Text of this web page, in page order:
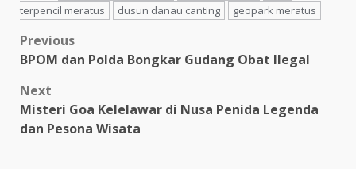
terpencil meratus
dusun danau canting geopark meratus
Post
Previous
BPOM dan Polda Bongkar Gudang Obat Ilegal
Next
Misteri Goa Kelelawar di Nusa Penida Legenda
dan Pesona Wisata